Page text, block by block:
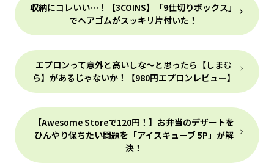
収納にコレいい…！【3COINS】「9仕切りボックス」
でヘアゴムがスッキリ片付いた！
エプロンって意外と高いしな～と思ったら【しまむ
ら】があるじゃないか！【980円エプロンレビュー】
【Awesome Storeで120円！】お弁当のデザートを
ひんやり保ちたい問題を「アイスキューブ 5P」が解
決！